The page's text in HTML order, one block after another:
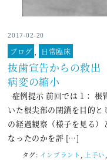
2017-02-20
ブログ 日常臨床
抜歯宣告からの救
病変の縮小
症例提示 前回では 1： 根
いた根尖部の閉鎖を目的
の経過観察（様子を見る）
なったのかを評 […]
タグ: インプラント , 上手い